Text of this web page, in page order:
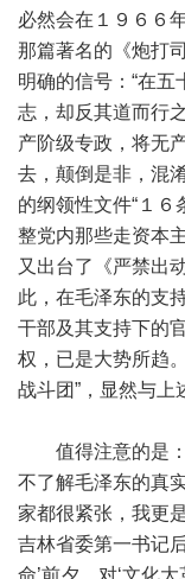
必然会在１９６６
那篇著名的《炮打
明确的信号：“在
志，却反其道而行
产阶级专政，将无
去，颠倒是非，混
的纲领性文件“１６
整党内那些走资本
又出台了《严禁出
此，在毛泽东的支
干部及其支持下的
权，已是大势所趋
战斗团”，显然与上
值得注意的是：
不了解毛泽东的真
家都很紧张，我更
吉林省委第一书记
命’前夕，对‘文化